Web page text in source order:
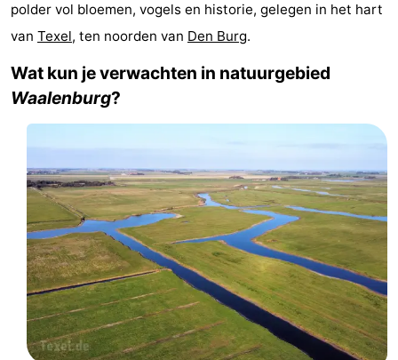
De
Waal
-
Oosterend
Natuur
Mooiste
Appartementen
Bosch
en
Zee
De
Vlijt
Hoeve
polder vol bloemen, vogels en historie, gelegen in het hart
van Texel, ten noorden van Den Burg.
Wat kun je verwachten in natuurgebied
Waalenburg?